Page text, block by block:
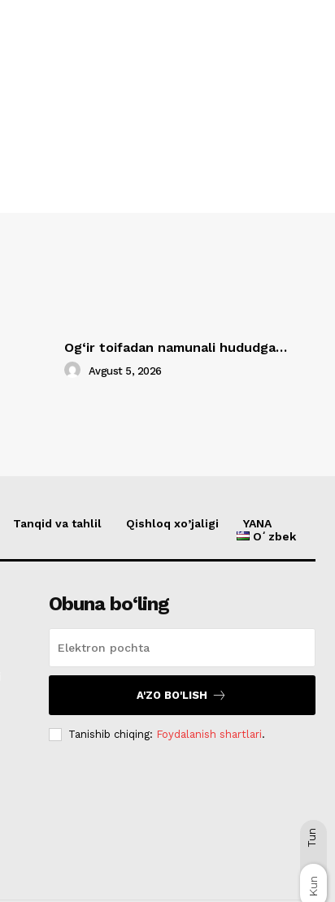
Og‘ir toifadan namunali hududga…
Avgust 5, 2026
Tanqid va tahlil Qishloq xo’jaligi
YANA
Oʻzbek
Obuna bo‘ling
A'ZO BO'LISH
Tanishib chiqing: Foydalanish shartlari.
Kun
Kun
Tun